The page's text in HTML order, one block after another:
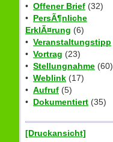
• Offener Brief (32)
• PersÃ¶nliche
ErklÃ¤rung (6)
• Veranstaltungstipp
• Vortrag (23)
• Stellungnahme (60)
• Weblink (17)
• Aufruf (5)
• Dokumentiert (35)
[Druckansicht]